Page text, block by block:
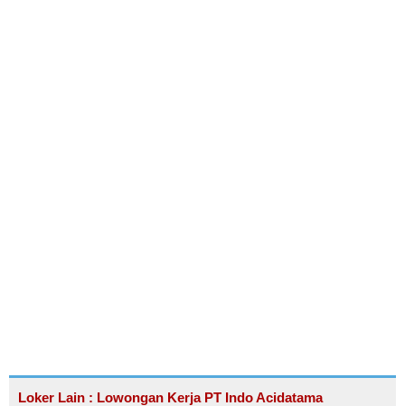
Loker Lain : Lowongan Kerja PT Indo Acidatama